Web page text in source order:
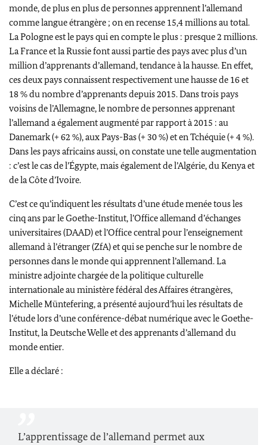
monde, de plus en plus de personnes apprennent l’allemand
comme langue étrangère ; on en recense 15,4 millions au total.
La Pologne est le pays qui en compte le plus : presque 2 millions.
La France et la Russie font aussi partie des pays avec plus d’un
million d’apprenants d’allemand, tendance à la hausse. En effet,
ces deux pays connaissent respectivement une hausse de 16 et
18 % du nombre d’apprenants depuis 2015. Dans trois pays
voisins de l’Allemagne, le nombre de personnes apprenant
l’allemand a également augmenté par rapport à 2015 : au
Danemark (+ 62 %), aux Pays-Bas (+ 30 %) et en Tchéquie (+ 4 %).
Dans les pays africains aussi, on constate une telle augmentation
: c’est le cas de l’Égypte, mais également de l’Algérie, du Kenya et
de la Côte d’Ivoire.
C’est ce qu’indiquent les résultats d’une étude menée tous les
cinq ans par leGoethe-Institut, l’Office allemand d’échanges
universitaires (DAAD) et l’Office central pour l’enseignement
allemand à l’étranger (ZfA) et qui se penche sur le nombre de
personnes dans le monde qui apprennent l’allemand. La
ministre adjointe chargée de la politique culturelle
internationale au ministère fédéral des Affaires étrangères,
Michelle Müntefering, a présenté aujourd’hui les résultats de
l’étude lors d’une conférence-débat numérique avec leGoethe-
Institut, laDeutsche Welleet des apprenants d’allemand du
monde entier.
Elle a déclaré :
L’apprentissage de l’allemand permet aux